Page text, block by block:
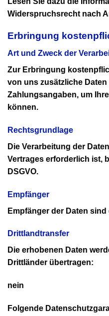
Widerspruchsrecht nach
Erbringung
Art und Zweck der
Zur Erbringung
von uns zusätzliche Daten
Zahlungsangaben, um
können.
Rechtsgrundlage
Die Verarbeitung der
Vertrages erforderlich ist,
DSGVO.
Empfänger
Empfänger der Daten
Drittlandtransfer
Die erhobenen Daten
Drittländer übertragen:
nein
Folgende